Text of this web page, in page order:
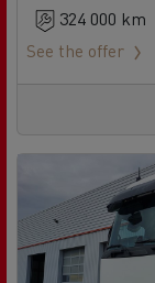
324 000 km
See the offer